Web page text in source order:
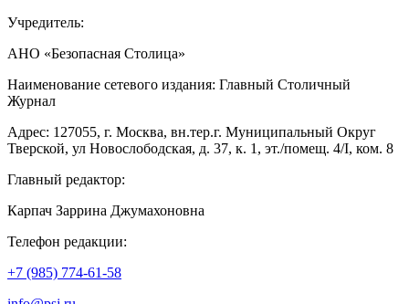
Учредитель:
АНО «Безопасная Столица»
Наименование сетевого издания: Главный Столичный
Журнал
Адрес: 127055, г. Москва, вн.тер.г. Муниципальный Округ
Тверской, ул Новослободская, д. 37, к. 1, эт./помещ. 4/I, ком. 8
Главный редактор:
Карпач Заррина Джумахоновна
Телефон редакции:
+7 (985) 774-61-58